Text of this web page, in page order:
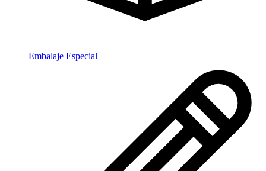
Embalaje Especial